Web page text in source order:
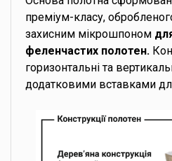
преміум-класу,
захисним мікрошпоном
феленчастих полотен.
горизонтальні та
додатковими вставками